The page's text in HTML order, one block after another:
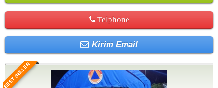
Telphone
Kirim Email
BEST SELLER